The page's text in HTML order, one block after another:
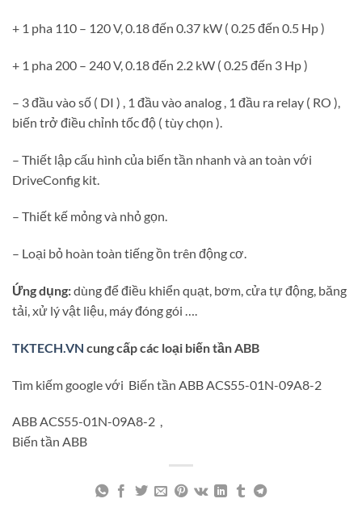
+ 1 pha 110 – 120 V, 0.18 đến 0.37 kW ( 0.25 đến 0.5 Hp )
+ 1 pha 200 – 240 V, 0.18 đến 2.2 kW ( 0.25 đến 3 Hp )
– 3 đầu vào số ( DI ) , 1 đầu vào analog , 1 đầu ra relay ( RO ),
biến trở điều chỉnh tốc độ ( tùy chọn ).
– Thiết lập cấu hình của biến tần nhanh và an toàn với
DriveConfig kit.
– Thiết kế mỏng và nhỏ gọn.
– Loại bỏ hoàn toàn tiếng ồn trên động cơ.
Ứng dụng:dùng để điều khiển quạt, bơm, cửa tự động, băng
tải, xử lý vật liệu, máy đóng gói ….
TKTECH.VN cung cấp các loại biến tần ABB
Tìm kiếm google với Biến tần ABB ACS55-01N-09A8-2
ABB ACS55-01N-09A8-2 ,
Biến tần ABB